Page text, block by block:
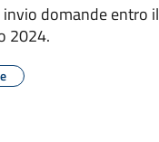
invio domande entro il
2024.